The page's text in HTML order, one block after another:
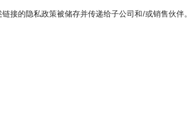
接的隐私政策被储存并传递给子公司和/或销售伙伴。